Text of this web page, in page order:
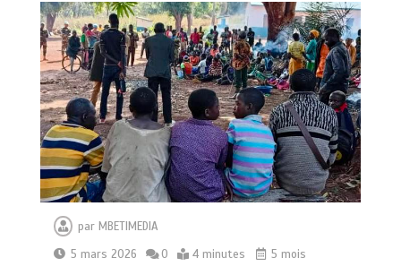
par MBETIMEDIA
5 mars 2026
0 4 minutes 5 mois